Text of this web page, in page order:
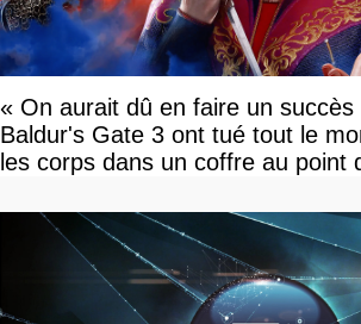
« On aurait dû en faire un
Baldur's Gate 3 ont tué tout le
les corps dans un coffre au point